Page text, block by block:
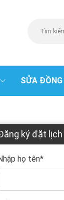
SỬA ĐỒNG
ký đặt
họ tên*